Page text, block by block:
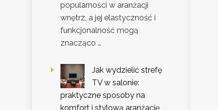
popularności w aranżacji
wnętrz, a jej elastyczność i
funkcjonalność mogą
znacząco …
Jak wydzielić strefę
TV w salonie:
praktyczne sposoby na
komfort i stylową aranżację